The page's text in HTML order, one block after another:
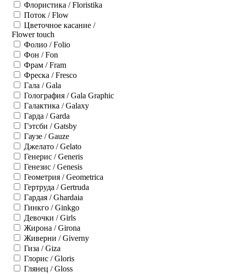
Флористика / Floristika
Поток / Flow
Цветочное касание /
Flower touch
Фолио / Folio
Фон / Fon
Фрам / Fram
Фреска / Fresco
Гала / Gala
Голография / Gala Graphic
Галактика / Galaxy
Гарда / Garda
Гэтсби / Gatsby
Гаузе / Gauze
Джелато / Gelato
Генерис / Generis
Генезис / Genesis
Геометрия / Geometrica
Гертруда / Gertruda
Гардая / Ghardaia
Гинкго / Ginkgo
Девочки / Girls
Жирона / Girona
Живерни / Giverny
Гиза / Giza
Глорис / Gloris
Глянец / Gloss